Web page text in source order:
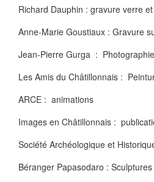
Richard Dauphin : gravure verre
Anne-Marie Goustiaux : Gravure
Jean-Pierre Gurga :
Les Amis du Châtillonnais :
ARCE : animations
Images en Châtillonnais :
Société Archéologique et
Béranger Papasodaro :